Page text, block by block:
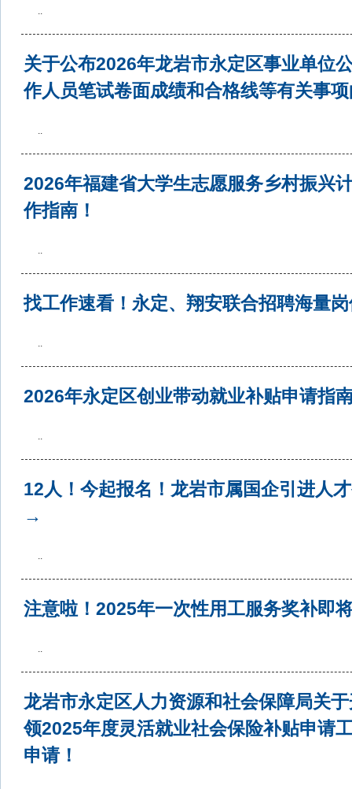
..
关于公布2026年龙岩市永定区事业单位
作人员笔试卷面成绩和合格线等有关事
..
2026年福建省大学生志愿服务乡村振兴
作指南！
..
找工作速看！永定、翔安联合招聘海量
..
2026年永定区创业带动就业补贴申请指
..
12人！今起报名！龙岩市属国企引进人
→
..
注意啦！2025年一次性用工服务奖补即
..
龙岩市永定区人力资源和社会保障局关
领2025年度灵活就业社会保险补贴申请
申请！